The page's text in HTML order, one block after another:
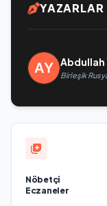
YAZARLAR
Abdullah
Birleşik
Nöbetçi
Eczaneler